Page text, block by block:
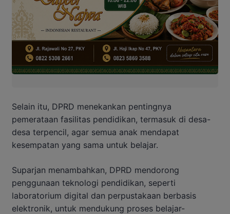
Selain itu, DPRD menekankan pentingnya
pemerataan fasilitas pendidikan, termasuk di desa-
desa terpencil, agar semua anak mendapat
kesempatan yang sama untuk belajar.
Suparjan menambahkan, DPRD mendorong
penggunaan teknologi pendidikan, seperti
laboratorium digital dan perpustakaan berbasis
elektronik, untuk mendukung proses belajar-